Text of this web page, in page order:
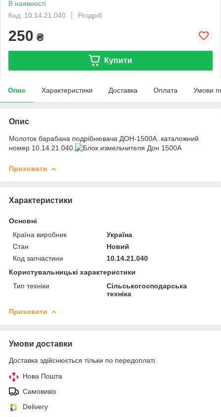
В наявності
Код: 10.14.21.040
Роздріб
250 ₴
Купити
Опис Характеристики Доставка Оплата Умови
Опис
Молоток барабана подрібнювача ДОН-1500А .каталожний
номер 10.14.21.040.
Приховати
Характеристики
Основні
Країна виробник
Україна
Стан
Новий
Код запчастини
10.14.21.040
Користувальницькі характеристики
Тип техніки
Сільськогосподарська
техніка
Приховати
Умови доставки
Доставка здійснюється тільки по передоплаті.
Нова Пошта
Самовивіз
Delivery